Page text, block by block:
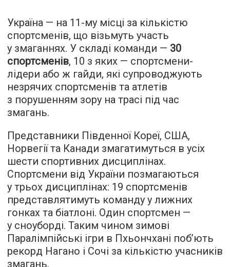
Україна — на 11-му місці за кількістю
спортсменів, що візьмуть участь
у змаганнях. У складі команди — 30
спортсменів, 10 з яких — спортсмени-
лідери або ж гайди, які супроводжують
незрячих спортсменів та атлетів
з порушенням зору на трасі під час
змагань.
Представники Південної Кореї, США,
Норвегії та Канади змагатимуться в усіх
шести спортивних дисциплінах.
Спортсмени від України позмагаються
у трьох дисциплінах: 19 спортсменів
представлятимуть команду у лижних
гонках та біатлоні. Один спортсмен —
у сноуборді. Таким чином зимові
Паралімпійські ігри в Пхьончхані поб’ють
рекорд Нагано і Сочі за кількістю учасників
змагань.